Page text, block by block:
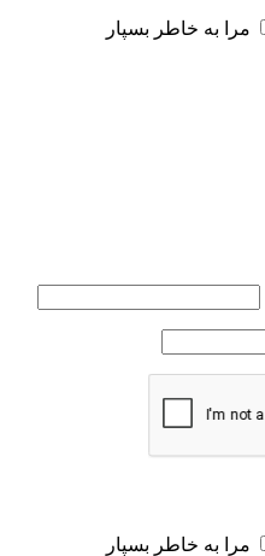
مرا به خاطر بسپار
مرا به خاطر بسپار